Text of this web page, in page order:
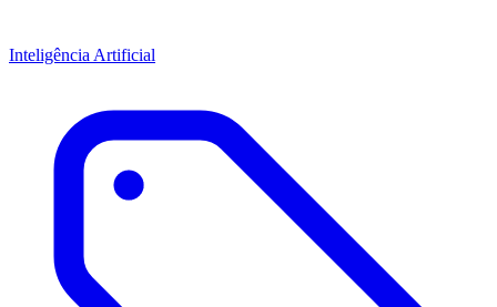
Inteligência Artificial